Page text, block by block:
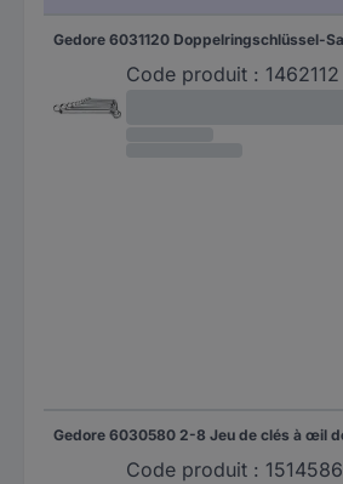
Code produit : 1462112
Code produit : 1514586